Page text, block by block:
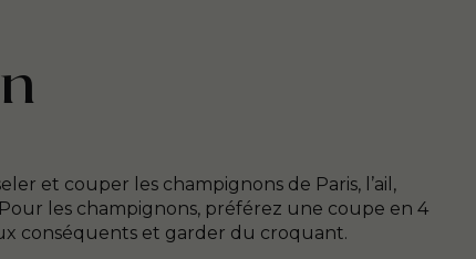
et couper les champignons de Paris, l’ail,
Pour les champignons, préférez une coupe en 4
conséquents et garder du croquant.